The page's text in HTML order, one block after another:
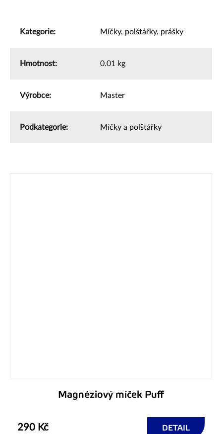
Kategorie: Míčky, polštářky, prášky
Hmotnost: 0.01 kg
Výrobce: Master
Podkategorie: Míčky a polštářky
Magnéziový míček Puff
290 Kč DETAIL